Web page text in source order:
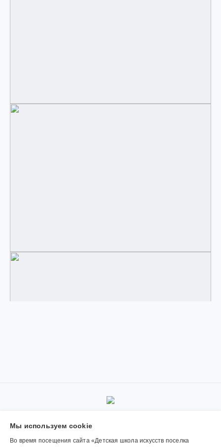
© 2019-2026, Муниципальное автономное учреждение
дополнительного образования «Детская школа искусств поселка
Калья». Использование материалов сайта согласуется с
Мы используем сookie
Во время посещения сайта «Детская школа искусств поселка